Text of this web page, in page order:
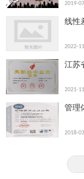
2019-
线性
2022-
江苏
2021-
管理
2018-